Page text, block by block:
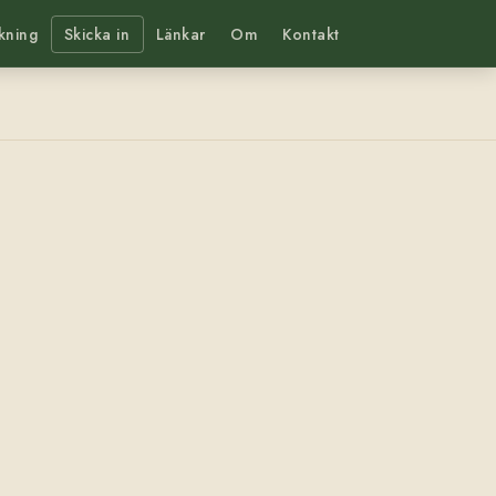
Skicka in Länkar Om Kontakt